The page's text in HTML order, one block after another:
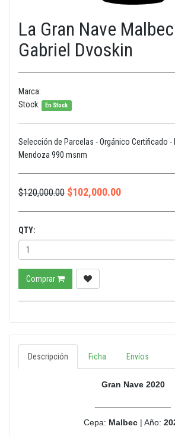
La Gran Nave
Gabriel Dvoskin
Marca:
Stock:
En Stock
Selección de Parcelas - Orgánico Certificado -
Mendoza 990 msnm
$120,000.00 $102,000.00
QTY:
Comprar
Descripción Ficha Envíos
Gran Nave 2020
Cepa: Malbec | Año: